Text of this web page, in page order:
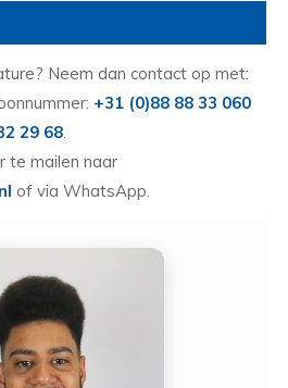
Neem dan contact op met:
+31 (0)88 88 33 060
29 68.
te mailen naar
of via WhatsApp.